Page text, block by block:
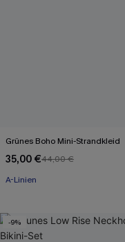
Grünes Boho Mini-Strandkleid
35,00 €44,00 €
A-Linien
-9%